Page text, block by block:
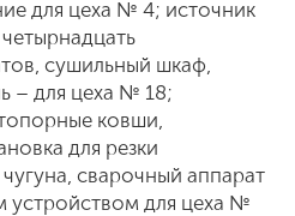
для цеха № 4; источник
сушильный шкаф,
– для цеха № 18;
ковши,
для резки
сварочный аппарат
для цеха №